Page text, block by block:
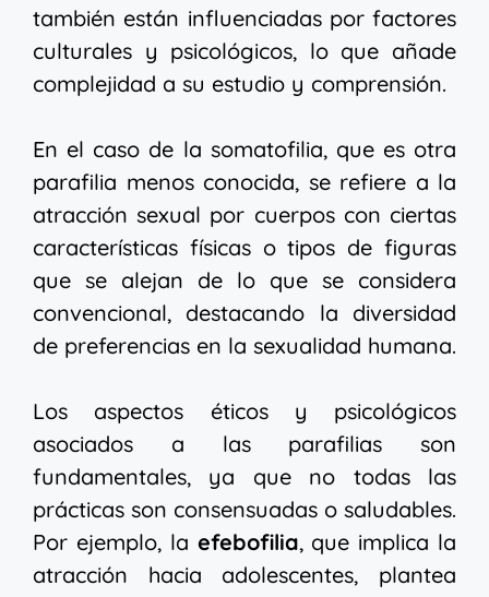
también están influenciadas por factores
culturales y psicológicos, lo que añade
complejidad a su estudio y comprensión.
En el caso de la somatofilia, que es otra
parafilia menos conocida, se refiere a la
atracción sexual por cuerpos con ciertas
características físicas o tipos de figuras
que se alejan de lo que se considera
convencional, destacando la diversidad
de preferencias en la sexualidad humana.
Los aspectos éticos y psicológicos
asociados a las parafilias son
fundamentales, ya que no todas las
prácticas son consensuadas o saludables.
Por ejemplo, la efebofilia, que implica la
atracción hacia adolescentes, plantea